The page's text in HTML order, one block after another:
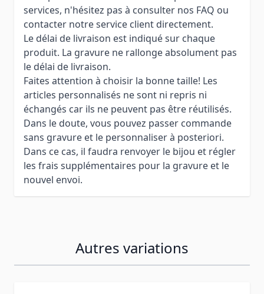
services, n'hésitez pas à consulter nos FAQ ou
contacter notre service client directement.
Le délai de livraison est indiqué sur chaque
produit. La gravure ne rallonge absolument pas
le délai de livraison.
Faites attention à choisir la bonne taille! Les
articles personnalisés ne sont ni repris ni
échangés car ils ne peuvent pas être réutilisés.
Dans le doute, vous pouvez passer commande
sans gravure et le personnaliser à posteriori.
Dans ce cas, il faudra renvoyer le bijou et régler
les frais supplémentaires pour la gravure et le
nouvel envoi.
Autres variations